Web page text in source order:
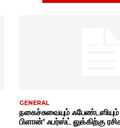
GENERAL
நகைச்சுவையும்
பிளான்’ ஃபர்ஸ்ட் லுக்கிற்கு